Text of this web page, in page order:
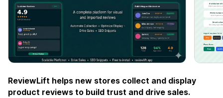
ReviewLift helps new stores collect and display
product reviews to build trust and drive sales.